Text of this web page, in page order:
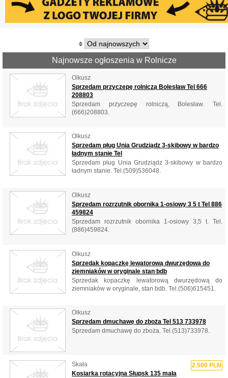
Najnowsze ogłoszenia w Rolnicze
Olkusz
Sprzedam przyczepę rolniczą Bolesław Tel 666
208803
Sprzedam przyczepę rolniczą, Bolesław. Tel.
(666)208803.
Olkusz
Sprzedam pług Unia Grudziądz 3-skibowy w bardzo
ładnym stanie Tel
Sprzedam pług Unia Grudziądz 3-skibowy w bardzo
ładnym stanie. Tel.(509)536048.
Olkusz
Sprzedam rozrzutnik obornika 1-osiowy 3 5 t Tel 886
459824
Sprzedam rozrzutnik obornika 1-osiowy 3,5 t. Tel.
(886)459824.
Olkusz
Sprzedak kopaczkę lewatorową dwurzędową do
ziemniaków w oryginale stan bdb
Sprzedak kopaczkę lewatorową dwurzędową do
ziemniaków w oryginale, stan bdb. Tel.(506)615451.
Olkusz
Sprzedam dmuchawę do zboża Tel 513 733978
Sprzedam dmuchawę do zboża. Tel.(513)733978.
2.500 PLN
Skała
Kosiarka rotacyjna Słupsk 135 mała